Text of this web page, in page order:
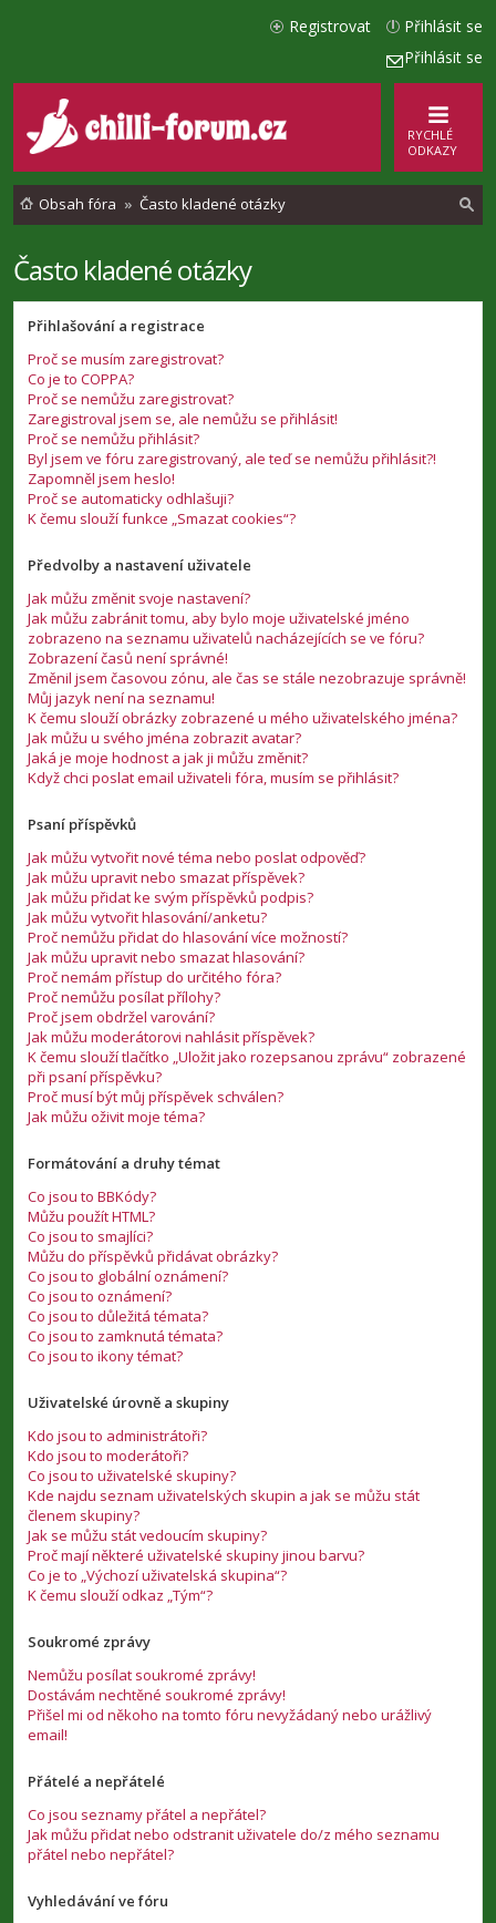
Přihlásit se
Přihlásit se
Registrovat
RYCHLÉ
ODKAZY
Obsah fóra Často kladené otázky
e
Často kladené otázky
Přihlašování a registrace
Proč se musím zaregistrovat?
Co je to COPPA?
Proč se nemůžu zaregistrovat?
Zaregistroval jsem se, ale nemůžu se přihlásit!
Proč se nemůžu přihlásit?
Byl jsem ve fóru zaregistrovaný, ale teď se nemůžu přihlásit?!
Zapomněl jsem heslo!
Proč se automaticky odhlašuji?
K čemu slouží funkce „Smazat cookies“?
Předvolby a nastavení uživatele
Jak můžu změnit svoje nastavení?
Jak můžu zabránit tomu, aby bylo moje uživatelské jméno
zobrazeno na seznamu uživatelů nacházejících se ve fóru?
Zobrazení časů není správné!
Změnil jsem časovou zónu, ale čas se stále nezobrazuje správně!
Můj jazyk není na seznamu!
K čemu slouží obrázky zobrazené u mého uživatelského jména?
Jak můžu u svého jména zobrazit avatar?
Jaká je moje hodnost a jak ji můžu změnit?
Když chci poslat email uživateli fóra, musím se přihlásit?
Psaní příspěvků
Jak můžu vytvořit nové téma nebo poslat odpověď?
Jak můžu upravit nebo smazat příspěvek?
Jak můžu přidat ke svým příspěvků podpis?
Jak můžu vytvořit hlasování/anketu?
Proč nemůžu přidat do hlasování více možností?
Jak můžu upravit nebo smazat hlasování?
Proč nemám přístup do určitého fóra?
Proč nemůžu posílat přílohy?
Proč jsem obdržel varování?
Jak můžu moderátorovi nahlásit příspěvek?
K čemu slouží tlačítko „Uložit jako rozepsanou zprávu“ zobrazené
při psaní příspěvku?
Proč musí být můj příspěvek schválen?
Jak můžu oživit moje téma?
Formátování a druhy témat
Co jsou to BBKódy?
Můžu použít HTML?
Co jsou to smajlíci?
Můžu do příspěvků přidávat obrázky?
Co jsou to globální oznámení?
Co jsou to oznámení?
Co jsou to důležitá témata?
Co jsou to zamknutá témata?
Co jsou to ikony témat?
Uživatelské úrovně a skupiny
Kdo jsou to administrátoři?
Kdo jsou to moderátoři?
Co jsou to uživatelské skupiny?
Kde najdu seznam uživatelských skupin a jak se můžu stát
členem skupiny?
Jak se můžu stát vedoucím skupiny?
Proč mají některé uživatelské skupiny jinou barvu?
Co je to „Výchozí uživatelská skupina“?
K čemu slouží odkaz „Tým“?
Soukromé zprávy
Nemůžu posílat soukromé zprávy!
Dostávám nechtěné soukromé zprávy!
Přišel mi od někoho na tomto fóru nevyžádaný nebo urážlivý
email!
Přátelé a nepřátelé
Co jsou seznamy přátel a nepřátel?
Jak můžu přidat nebo odstranit uživatele do/z mého seznamu
přátel nebo nepřátel?
Vyhledávání ve fóru